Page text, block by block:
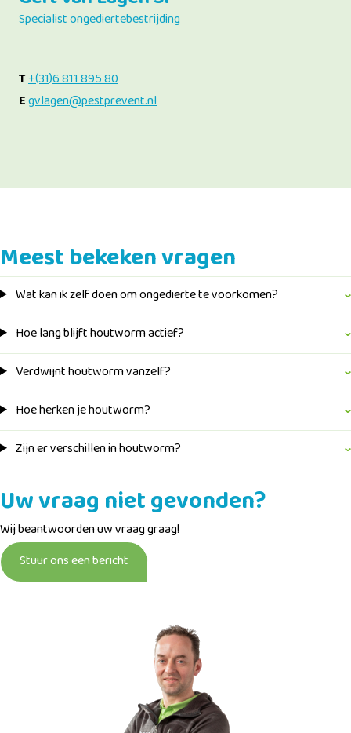
Specialist ongediertebestrijding
T+(31)6 811 895 80
Egvlagen@pestprevent.nl
Meest bekeken vragen
Wat kan ik zelf doen om ongedierte te voorkomen?
Hoe lang blijft houtworm actief?
Verdwijnt houtworm vanzelf?
Hoe herken je houtworm?
Zijn er verschillen in houtworm?
Uw vraag niet gevonden?
Wij beantwoorden uw vraag graag!
Stuur ons een bericht